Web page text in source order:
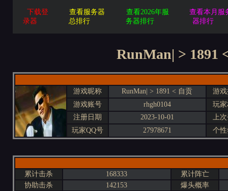
下载登
录器
查看服务器
总排行
查看2026年服
务器排行
查看本月服
器排行
RunMan| > 1891
游戏昵称 RunMan| > 1891 < 自贡
游
游戏账号
rhgh0104
玩
注册日期
2023-10-01
上
玩家QQ号
27978671 个
累计击杀 168333
累计阵亡
协助击杀
142153
爆头概率